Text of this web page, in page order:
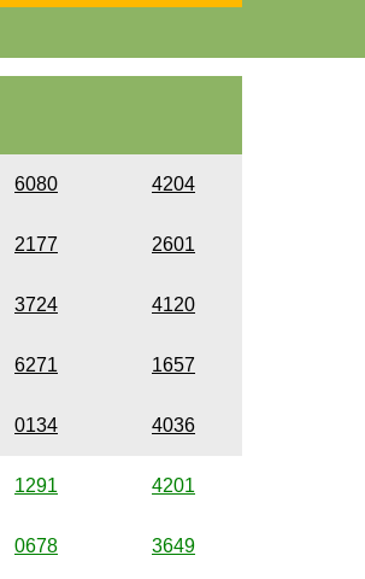
6080 4204
2177 2601
3724 4120
6271 1657
0134 4036
1291 4201
0678 3649